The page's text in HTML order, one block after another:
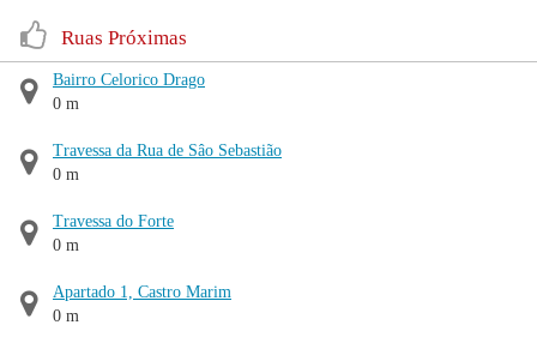
Ruas Próximas
Bairro Celorico Drago
0 m
Travessa da Rua de Sâo Sebastião
0 m
Travessa do Forte
0 m
Apartado 1, Castro Marim
0 m